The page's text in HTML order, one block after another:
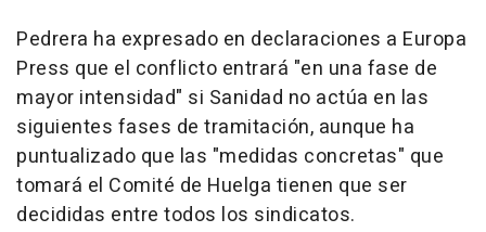
Pedrera ha expresado en declaraciones a Europa
Press que el conflicto entrará "en una fase de
mayor intensidad" si Sanidad no actúa en las
siguientes fases de tramitación, aunque ha
puntualizado que las "medidas concretas" que
tomará el Comité de Huelga tienen que ser
decididas entre todos los sindicatos.